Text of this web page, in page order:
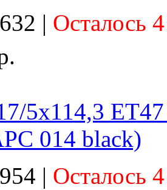
| Осталось
5x114,3
014 black)
| Осталось